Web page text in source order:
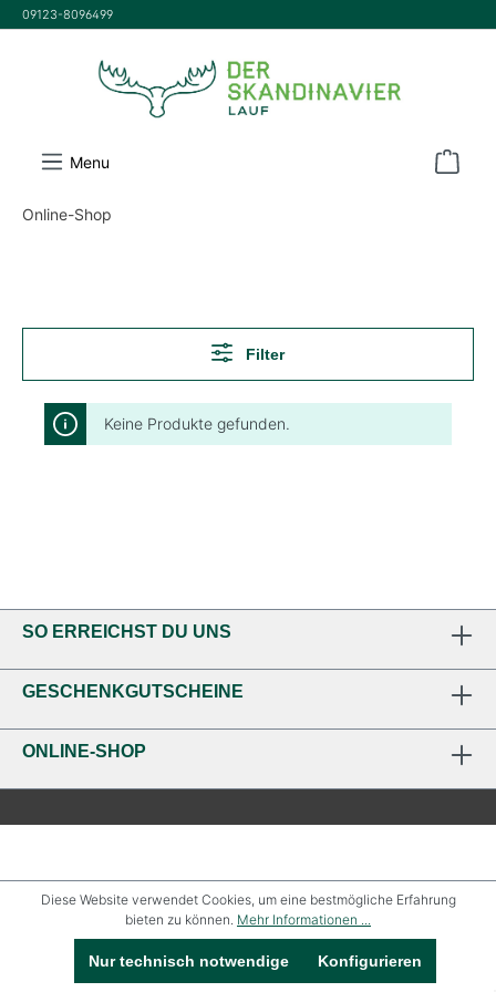
springen
09123-8096499
Menu
Online-Shop
Filter
Keine Produkte gefunden.
SO ERREICHST DU UNS
GESCHENKGUTSCHEINE
ONLINE-SHOP
Diese Website verwendet Cookies, um eine bestmögliche Erfahrung
bieten zu können. Mehr Informationen ...
Nur technisch notwendige Konfigurieren